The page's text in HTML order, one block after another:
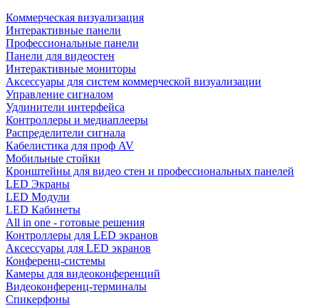
Коммерческая визуализация
Интерактивные панели
Профессиональные панели
Панели для видеостен
Интерактивные мониторы
Аксессуары для систем коммерческой визуализации
Управление сигналом
Удлинители интерфейса
Контроллеры и медиаплееры
Распределители сигнала
Кабелистика для проф AV
Мобильные стойки
Кронштейны для видео стен и профессиональных панелей
LED Экраны
LED Модули
LED Кабинеты
All in one - готовые решения
Контроллеры для LED экранов
Аксессуары для LED экранов
Конференц-системы
Камеры для видеоконференций
Видеоконференц-терминалы
Спикерфоны